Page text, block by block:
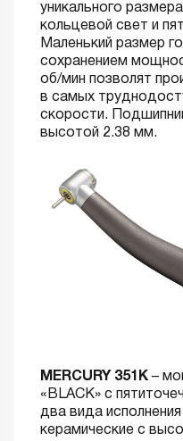
уникального
кольцевой свет и
Маленький размер
сохранением
об/мин позволят
в самых
скорости.
высотой 2.38 мм.
MERCURY 351K –
«BLACK» с
два вида
керамические с